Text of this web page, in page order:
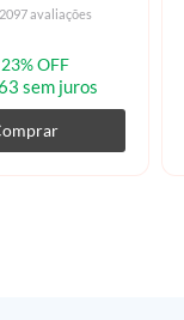
2097 avaliações
23% OFF
sem juros